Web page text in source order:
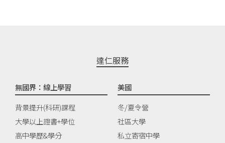
達仁服務
無國界：線上學習
背景提升(科研)課程
大學以上證書+學位
高中學歷&學分
美國
冬/夏令營
社區大學
私立寄宿中學